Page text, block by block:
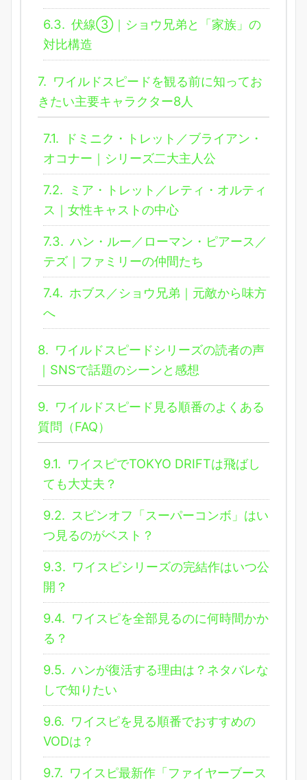
6.3. 伏線③｜ショウ兄弟と「家族」の
対比構造
7. ワイルドスピードを観る前に知ってお
きたい主要キャラクター8人
7.1.
ドミニク・トレット／ブライアン・
オコナー｜シリーズ二大主人公
7.2.
ミア・トレット／レティ・オルティ
ス｜女性キャストの中心
7.3. ハン・ルー／ローマン・ピアース／
テズ｜ファミリーの仲間たち
7.4. ホブス／ショウ兄弟｜元敵から味方
へ
8. ワイルドスピードシリーズの読者の声
｜SNSで話題のシーンと感想
9. ワイルドスピード見る順番のよくある
質問（FAQ）
9.1. ワイスピでTOKYO DRIFTは飛ばし
ても大丈夫？
9.2. スピンオフ「スーパーコンボ」はい
つ見るのがベスト？
9.3. ワイスピシリーズの完結作はいつ公
開？
9.4. ワイスピを全部見るのに何時間かか
る？
9.5. ハンが復活する理由は？ネタバレな
しで知りたい
9.6. ワイスピを見る順番でおすすめの
VODは？
9.7. ワイスピ最新作「ファイヤーブース